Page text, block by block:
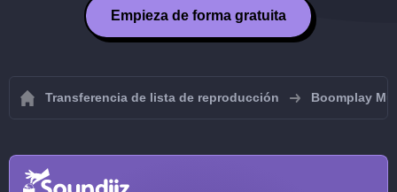
Empieza de forma gratuita
Transferencia de lista de reproducción Boomplay